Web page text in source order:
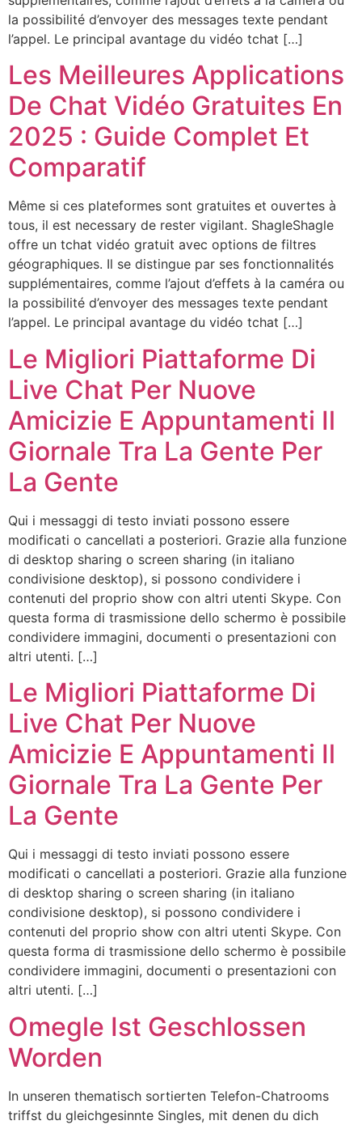
la possibilité d’envoyer des messages texte pendant
l’appel. Le principal avantage du vidéo tchat […]
Les Meilleures Applications
De Chat Vidéo Gratuites En
2025 : Guide Complet Et
Comparatif
Même si ces plateformes sont gratuites et ouvertes à
tous, il est necessary de rester vigilant. ShagleShagle
offre un tchat vidéo gratuit avec options de filtres
géographiques. Il se distingue par ses fonctionnalités
supplémentaires, comme l’ajout d’effets à la caméra ou
la possibilité d’envoyer des messages texte pendant
l’appel. Le principal avantage du vidéo tchat […]
Le Migliori Piattaforme Di
Live Chat Per Nuove
Amicizie E Appuntamenti Il
Giornale Tra La Gente Per
La Gente
Qui i messaggi di testo inviati possono essere
modificati o cancellati a posteriori. Grazie alla funzione
di desktop sharing o screen sharing (in italiano
condivisione desktop), si possono condividere i
contenuti del proprio show con altri utenti Skype. Con
questa forma di trasmissione dello schermo è possibile
condividere immagini, documenti o presentazioni con
altri utenti. […]
Le Migliori Piattaforme Di
Live Chat Per Nuove
Amicizie E Appuntamenti Il
Giornale Tra La Gente Per
La Gente
Qui i messaggi di testo inviati possono essere
modificati o cancellati a posteriori. Grazie alla funzione
di desktop sharing o screen sharing (in italiano
condivisione desktop), si possono condividere i
contenuti del proprio show con altri utenti Skype. Con
questa forma di trasmissione dello schermo è possibile
condividere immagini, documenti o presentazioni con
altri utenti. […]
Omegle Ist Geschlossen
Worden
In unseren thematisch sortierten Telefon-Chatrooms
triffst du gleichgesinnte Singles, mit denen du dich